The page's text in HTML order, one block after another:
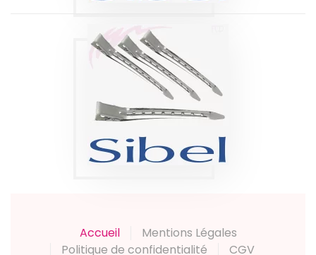
PINCES SÉPARE-
MÈCHES METAL
09 CM SIBEL
Produits
Accueil
Mentions Légales
Politique de confidentialité
CGV